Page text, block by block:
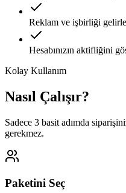
Reklam ve işbirliği
Hesabınızın aktifliğini
Kolay Kullanım
Nasıl Çalışır?
Sadece 3 basit adımda
gerekmez.
Paketini Seç